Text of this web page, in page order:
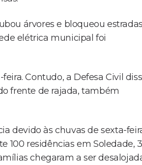
árvores e bloqueou
elétrica municipal foi
Contudo, a Defesa Civil
frente de rajada, também
devido às chuvas de sexta-
100 residências em Soledade,
chegaram a ser